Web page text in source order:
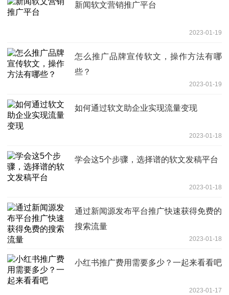
新闻软文营销推广平台
2023-01-19
怎么推广品牌宣传软文，操作方法有哪
些？
2023-01-19
如何通过软文助企业实现流量变现
2023-01-18
学会这5个步骤，选择谱的软文发稿平台
2023-01-18
通过新闻源发布平台推广快速获得免费的
搜索流量
2023-01-18
小红书推广费用需要多少？一起来看看吧
2023-01-17